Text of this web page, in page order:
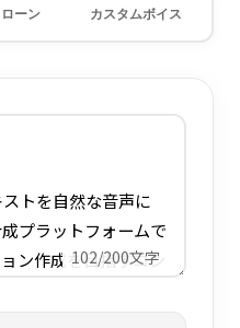
ーン カスタムボイス
102/200文字